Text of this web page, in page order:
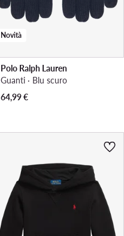
Novità
Polo Ralph Lauren
Guanti · Blu scuro
64,99€